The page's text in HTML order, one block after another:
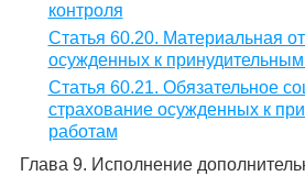
контроля
Статья 60.20. Материальная
осужденных к
Статья 60.21. Обязательное
страхование осужденных к
работам
Глава 9. Исполнение